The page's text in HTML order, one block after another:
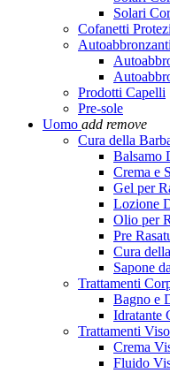
Solari
Cofanetti
Autoabbronzanti
Prodotti Capelli
Pre-sole
Uomo add remove
Cura della
Balsamo
Crema e
Gel per
Lozione
Olio per
Pre
Cura
Sapone
Trattamenti
Bagno e
Idratante
Trattamenti
Crema
Fluido